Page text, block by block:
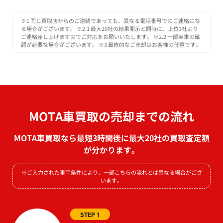
※1 同じ買取店からのご連絡であっても、異なる電話番号でのご連絡にな
る場合がございます。 ※2.1 最大20社の結果開示と同時に、上位3社より
ご連絡差し上げますのでご対応をお願いいたします。 ※2.2 一部実車の確
認が必要な場合がございます。 ※3 最終的なご売却はお客様の任意です。
MOTA車買取の売却までの流れ
MOTA車買取なら最短3時間後に最大20社の買取査定額
が分かります。
※ご入力された車両条件により、一部こちらの流れとは異なる場合がござ
います。
STEP 1